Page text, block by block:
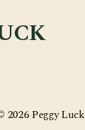
2026 Peggy Luck